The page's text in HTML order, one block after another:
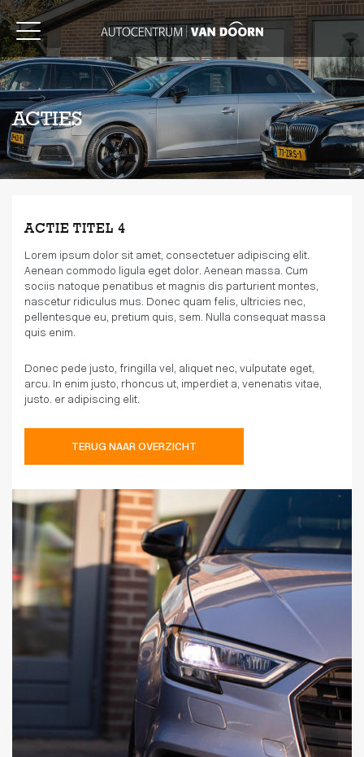
ACTIES
ACTIE TITEL 4
Lorem ipsum dolor sit amet, consectetuer adipiscing elit.
Aenean commodo ligula eget dolor. Aenean massa. Cum
sociis natoque penatibus et magnis dis parturient montes,
nascetur ridiculus mus. Donec quam felis, ultricies nec,
pellentesque eu, pretium quis, sem. Nulla consequat massa
quis enim.
Donec pede justo, fringilla vel, aliquet nec, vulputate eget,
arcu. In enim justo, rhoncus ut, imperdiet a, venenatis vitae,
justo. er adipiscing elit.
TERUG NAAR OVERZICHT